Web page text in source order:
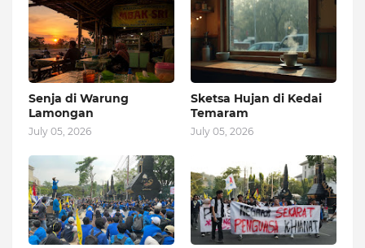
Senja di Warung
Lamongan
July 05, 2026
Sketsa Hujan di Kedai
Temaram
July 05, 2026